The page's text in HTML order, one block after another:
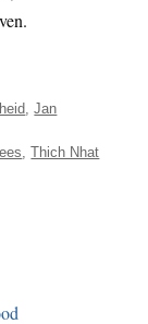
,Jan
,Thich Nhat